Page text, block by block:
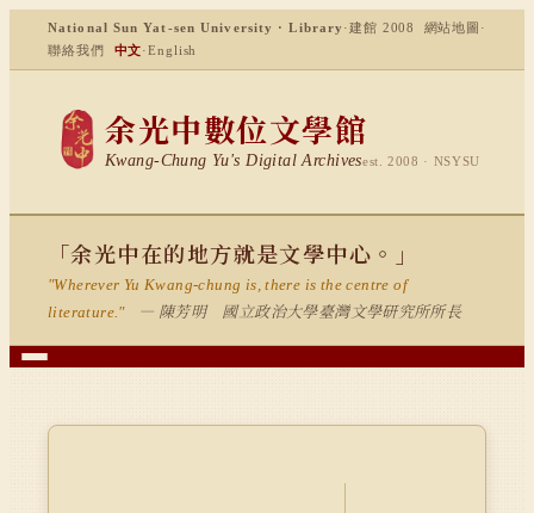
National Sun Yat-sen University · Library ·建館 2008 網站地圖 ·
聯絡我們
中文·English
余光中數位文學館
Kwang-Chung Yu's Digital Archivesest. 2008 · NSYSU
「余光中在的地方就是文學中心。」
"Wherever Yu Kwang-chung is, there is the centre of
literature."
— 陳芳明 國立政治大學臺灣文學研究所所長